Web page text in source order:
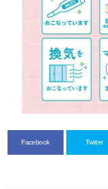
Facebook Twitter